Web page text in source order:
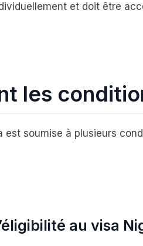
et doit être
les
est soumise à plusieurs
au visa